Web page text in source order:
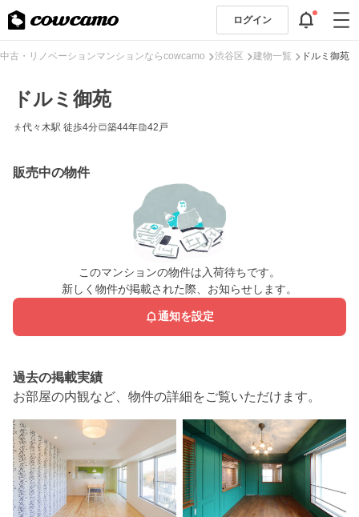
ログイン
中古・リノベーションマンションならcowcamo 渋谷区 建物一覧 ドルミ御苑
ドルミ御苑
代々木駅 徒歩4分 築44年 42戸
販売中の物件
このマンションの物件は入荷待ちです。
新しく物件が掲載された際、お知らせします。
通知を設定
過去の掲載実績
お部屋の内観など、物件の詳細をご覧いただけます。